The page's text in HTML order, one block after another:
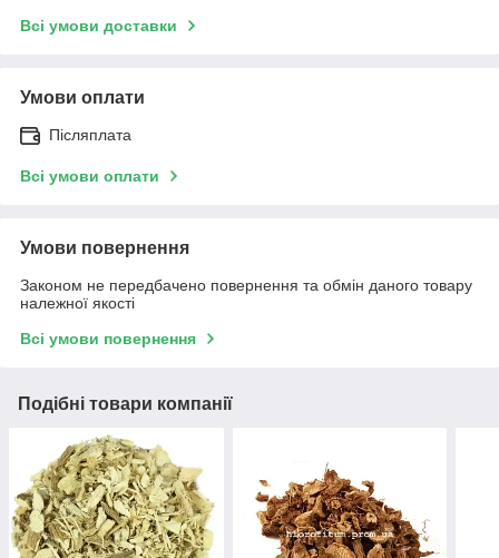
Всі умови доставки
Умови оплати
Післяплата
Всі умови оплати
Умови повернення
Законом не передбачено повернення та обмін даного товару
належної якості
Всі умови повернення
Подібні товари компанії